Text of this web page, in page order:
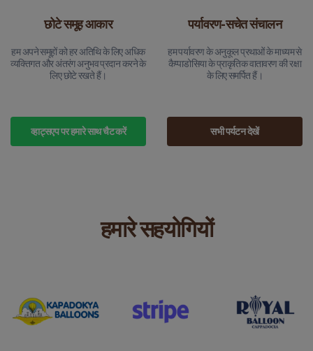
छोटे समूह आकार
हम अपने समूहों को हर अतिथि के लिए अधिक
व्यक्तिगत और अंतरंग अनुभव प्रदान करने के
लिए छोटे रखते हैं।
पर्यावरण-सचेत संचालन
हम पर्यावरण के अनुकूल प्रथाओं के माध्यम से
कैप्पाडोसिया के प्राकृतिक वातावरण की रक्षा
के लिए समर्पित हैं।
व्हाट्सएप पर हमारे साथ चैट करें सभी पर्यटन देखें
हमारे सहयोगियों